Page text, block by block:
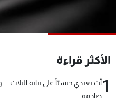
الأكثر قراءة
1أبٌ يعتدي جنسيّاً على بناته الثلاث…
صادمة
جدول البرامج
الترددات
عن MTV
الإنـتـاج
لاعلاناتكم